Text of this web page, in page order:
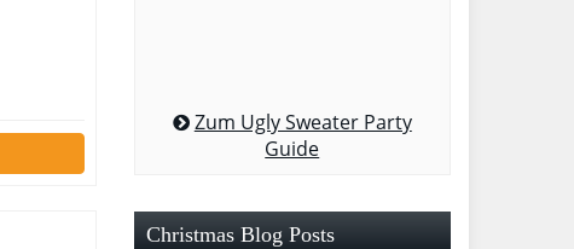
Zum Ugly Sweater Party
Guide
Christmas Blog Posts